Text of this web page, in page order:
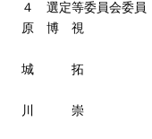
４ 選定等委員
原 博 視
生
城 拓
産業
川 崇
企画